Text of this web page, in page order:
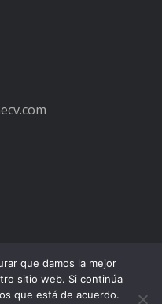
que damos la mejor
sitio web. Si continúa
que está de acuerdo.